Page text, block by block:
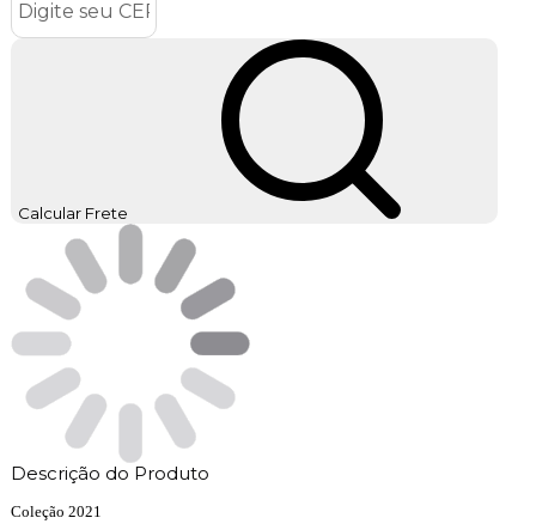
Calcular Frete
Descrição do Produto
Coleção 2021